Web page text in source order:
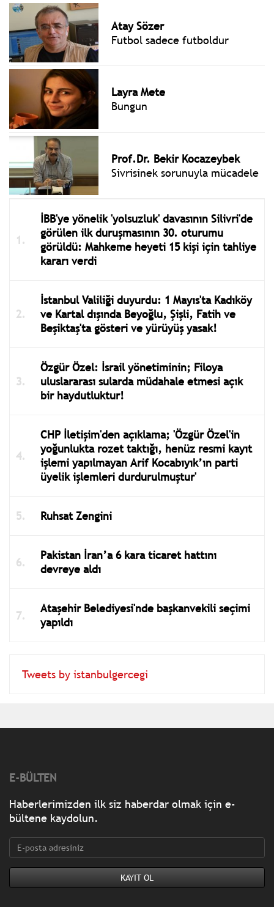
Atay Sözer
Futbol sadece futboldur
Layra Mete
Bungun
Prof.Dr. Bekir Kocazeybek
Sivrisinek sorunuyla mücadele
İBB'ye yönelik 'yolsuzluk' davasının Silivri'de
görülen ilk duruşmasının 30. oturumu
görüldü: Mahkeme heyeti 15 kişi için tahliye
kararı verdi
İstanbul Valiliği duyurdu: 1 Mayıs'ta Kadıköy
ve Kartal dışında Beyoğlu, Şişli, Fatih ve
Beşiktaş'ta gösteri ve yürüyüş yasak!
Özgür Özel: İsrail yönetiminin; Filoya
uluslararası sularda müdahale etmesi açık
bir haydutluktur!
CHP İletişim'den açıklama; 'Özgür Özel'in
yoğunlukta rozet taktığı, henüz resmi kayıt
işlemi yapılmayan Arif Kocabıyık’ın parti
üyelik işlemleri durdurulmuştur'
Ruhsat Zengini
Pakistan İran’a 6 kara ticaret hattını
devreye aldı
Ataşehir Belediyesi'nde başkanvekili seçimi
yapıldı
Tweets by istanbulgercegi
E-BÜLTEN
Haberlerimizden ilk siz haberdar olmak için e-
bültene kaydolun.